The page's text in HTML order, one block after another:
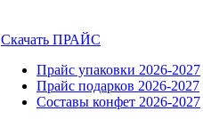
Скачать ПРАЙС
Прайс упаковки 2026-2027
Прайс подарков 2026-2027
Составы конфет 2026-2027